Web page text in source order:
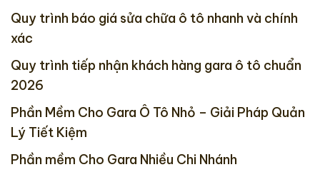
Quy trình báo giá sửa chữa ô tô nhanh và chính
xác
Quy trình tiếp nhận khách hàng gara ô tô chuẩn
2026
Phần Mềm Cho Gara Ô Tô Nhỏ – Giải Pháp Quản
Lý Tiết Kiệm
Phần mềm Cho Gara Nhiều Chi Nhánh